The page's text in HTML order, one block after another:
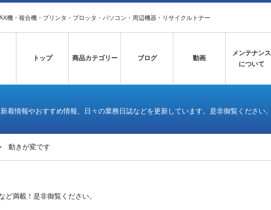
機・複合機・プリンタ・プロッタ・パソコン・周辺機器・リサイクルトナー
トップ 商品カテゴリー ブログ 動画
メンテナンス
について
着情報やおすすめ情報、日々の業務日誌などを更新しています。是非御覧ください。
動きが変です
満載！是非御覧ください。